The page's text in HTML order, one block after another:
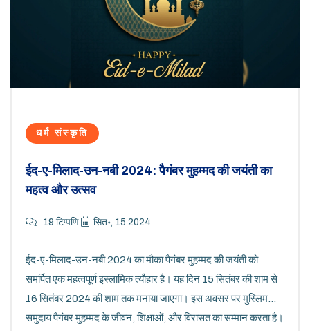
धर्म संस्कृति
ईद-ए-मिलाद-उन-नबी 2024: पैगंबर मुहम्मद की जयंती का
महत्व और उत्सव
19 टिप्पणि सित॰, 15 2024
ईद-ए-मिलाद-उन-नबी 2024 का मौका पैगंबर मुहम्मद की जयंती को
समर्पित एक महत्वपूर्ण इस्लामिक त्यौहार है। यह दिन 15 सितंबर की शाम से
16 सितंबर 2024 की शाम तक मनाया जाएगा। इस अवसर पर मुस्लिम
समुदाय पैगंबर मुहम्मद के जीवन, शिक्षाओं, और विरासत का सम्मान करता है।